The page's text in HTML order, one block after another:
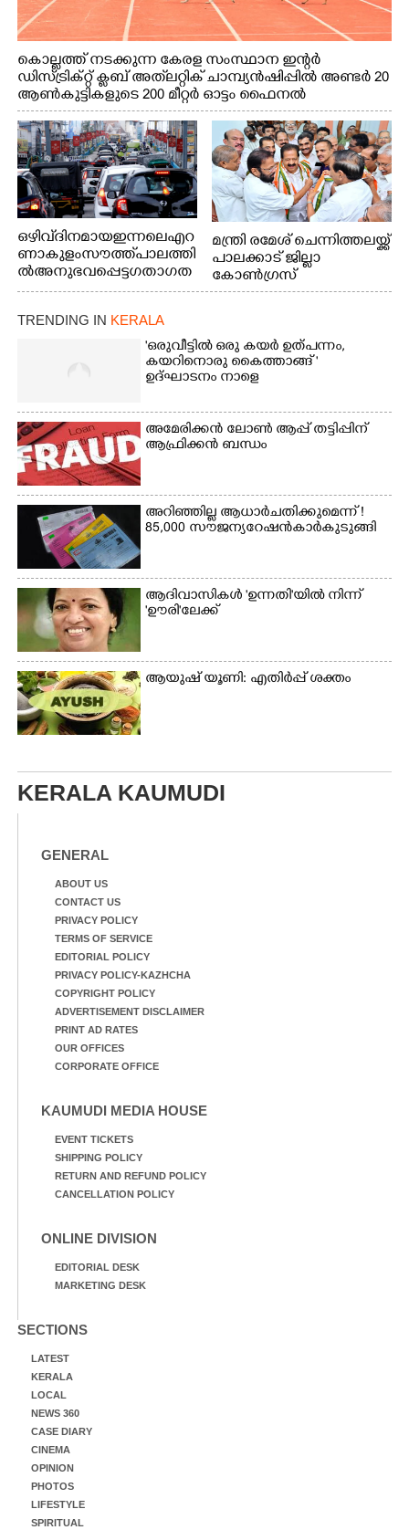
കൊല്ലത്ത് നടക്കുന്ന കേരള സംസ്ഥാന ഇന്റർ
ഡിസ്ട്രിക്റ്റ് ക്ലബ് അത്‌ലറ്റിക് ചാമ്പ്യൻഷിപ്പിൽ അണ്ടർ 20
ആൺകുട്ടികളുടെ 200 മീറ്റർ ഓട്ടം ഫൈനൽ
മത്സരത്തിനിടെ സിന്തറ്റിക് ട്രാക്കിന് കുറുകെ ഓടുന്ന
നായകൾ.
ഒഴിവ് ദിനമായ ഇന്നലെ എറ
ണാകുളം സൗത്ത് പാലത്തി
ൽ അനുഭവപ്പെട്ട ഗതാഗത
ക്കുരുക്ക്
മന്ത്രി രമേശ് ചെന്നിത്തലയ്ക്ക്
പാലക്കാട് ജില്ലാ
കോൺഗ്രസ്
TRENDING IN KERALA
'ഒരുവീട്ടിൽ ഒരു കയർ ഉത്പന്നം,
കയറിനൊരു കൈത്താങ്ങ് '
ഉദ്ഘാടനം നാളെ
അമേരിക്കൻ ലോൺ ആപ്പ് തട്ടിപ്പിന്
ആഫ്രിക്കൻ ബന്ധം
അറിഞ്ഞില്ല ആധാർ ചതിക്കുമെന്ന് !
85,000 സൗജന്യ റേഷൻകാർ കുടുങ്ങി
ആദിവാസികൾ 'ഉന്നതി'യിൽ നിന്ന്
'ഊരി'ലേക്ക്
ആയുഷ് യൂണി: എതിർപ്പ് ശക്തം
KERALA KAUMUDI
GENERAL
ABOUT US
CONTACT US
PRIVACY POLICY
TERMS OF SERVICE
EDITORIAL POLICY
PRIVACY POLICY-KAZHCHA
COPYRIGHT POLICY
ADVERTISEMENT DISCLAIMER
PRINT AD RATES
OUR OFFICES
CORPORATE OFFICE
KAUMUDI MEDIA HOUSE
EVENT TICKETS
SHIPPING POLICY
RETURN AND REFUND POLICY
CANCELLATION POLICY
ONLINE DIVISION
EDITORIAL DESK
MARKETING DESK
SECTIONS
LATEST
KERALA
LOCAL
NEWS 360
CASE DIARY
CINEMA
OPINION
PHOTOS
LIFESTYLE
SPIRITUAL